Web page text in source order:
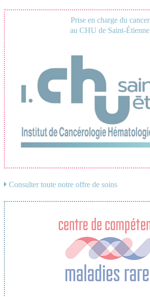
Prise en charge du cancer
au CHU de Saint-Étienne
Consulter toute notre offre de soins